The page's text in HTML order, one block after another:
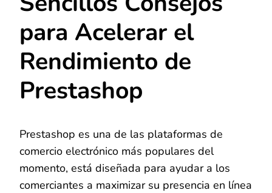
para Acelerar el
Rendimiento de
Prestashop
Prestashop es una de las plataformas de
comercio electrónico más populares del
momento, está diseñada para ayudar a los
comerciantes a maximizar su presencia en línea